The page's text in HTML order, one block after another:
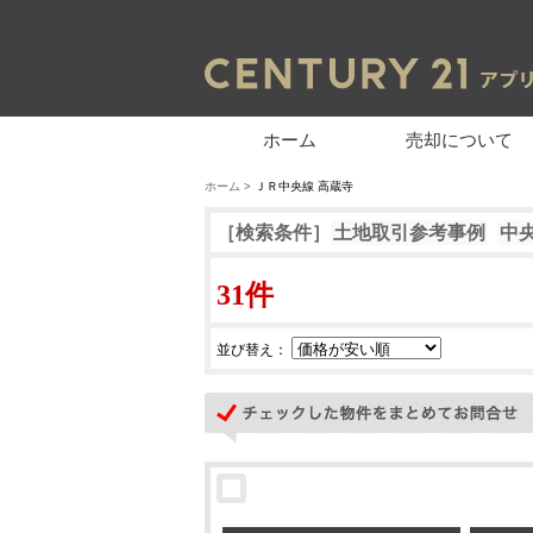
ホーム 売却について
ホーム > ＪＲ中央線 高蔵寺
［検索条件］ 土地取引参考事例 中
31件
並び替え：